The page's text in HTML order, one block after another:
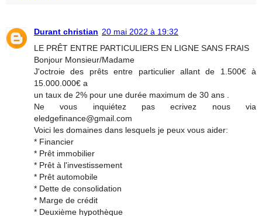
Durant christian 20 mai 2022 à 19:32
LE PRÊT ENTRE PARTICULIERS EN LIGNE SANS FRAIS
Bonjour Monsieur/Madame
J'octroie des prêts entre particulier allant de 1.500€ à
15.000.000€ a
un taux de 2% pour une durée maximum de 30 ans .
Ne vous inquiétez pas ecrivez nous via
eledgefinance@gmail.com
Voici les domaines dans lesquels je peux vous aider:
* Financier
* Prêt immobilier
* Prêt à l'investissement
* Prêt automobile
* Dette de consolidation
* Marge de crédit
* Deuxième hypothèque